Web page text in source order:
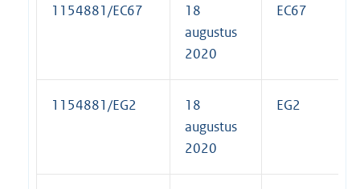
1154881/EC67
18
augustus
2020
EC67
1154881/EG2
18
augustus
2020
EG2